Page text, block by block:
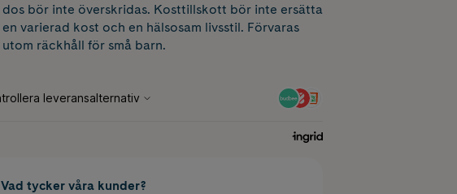
dos bör inte överskridas. Kosttillskott bör inte ersätta
en varierad kost och en hälsosam livsstil. Förvaras
utom räckhåll för små barn.
Vad tycker våra kunder?